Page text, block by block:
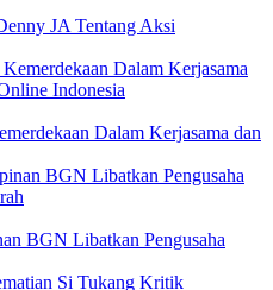
JA Tentang Aksi
Dalam Kerjasama dan
BGN Libatkan Pengusaha